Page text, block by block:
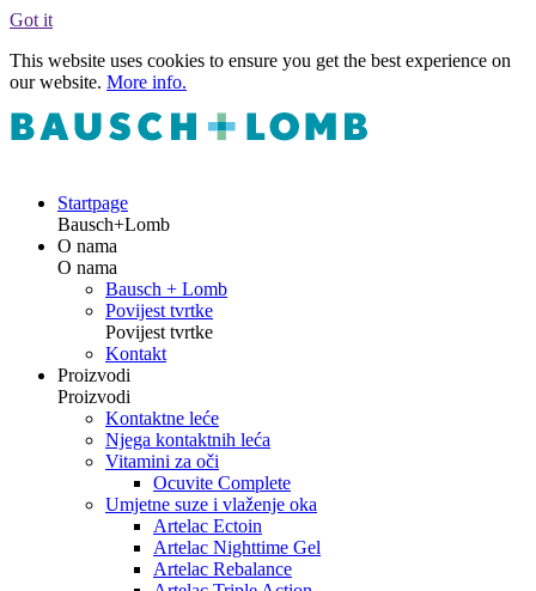
Got it
This website uses cookies to ensure you get the best experience on
our website. More info.
Startpage
Bausch+Lomb
O nama
O nama
Bausch + Lomb
Povijest tvrtke
Povijest tvrtke
Kontakt
Proizvodi
Proizvodi
Kontaktne leće
Njega kontaktnih leća
Vitamini za oči
Ocuvite Complete
Umjetne suze i vlaženje oka
Artelac Ectoin
Artelac Nighttime Gel
Artelac Rebalance